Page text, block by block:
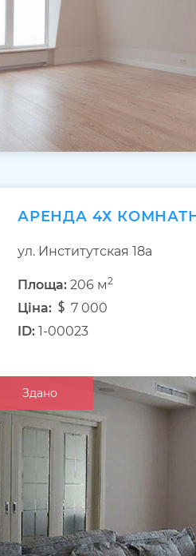
АРЕНДА 4Х
ул. Институтская 18а
Площа: 206 м2
Ціна:
7 000
ID: 1-00023
Здано